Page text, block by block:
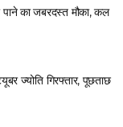
का जबरदस्त मौका, कल
ज्योति गिरफ्तार, पूछताछ